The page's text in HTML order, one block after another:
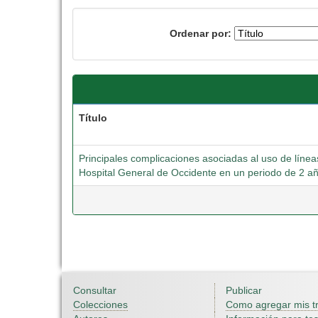
Ordenar por:
Título
Principales complicaciones asociadas al uso de
Hospital General de Occidente en un periodo de 2
Consultar
Colecciones
Publicar
Como agregar mis